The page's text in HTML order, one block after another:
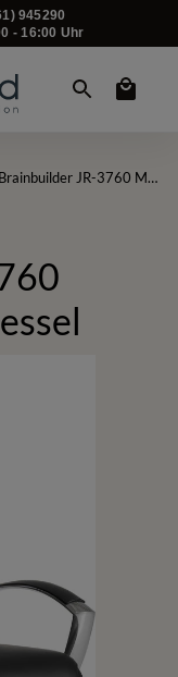
945290
- 16:00 Uhr
Jori Brainbuilder JR-3760 Multimove Relaxsessel